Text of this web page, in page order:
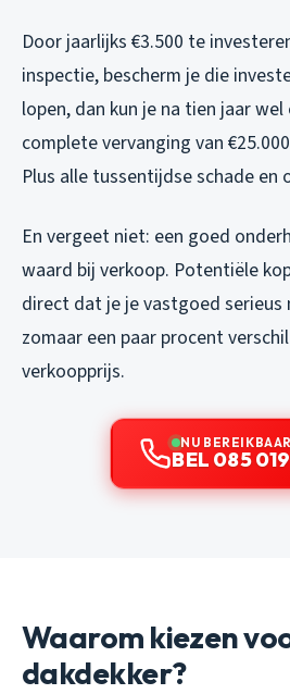
Door jaarlijks €3.500 te
inspectie, bescherm je die
lopen, dan kun je na tien jaar wel
complete vervanging van
Plus alle tussentijdse schade en
En vergeet niet: een goed
waard bij verkoop. Potentiële
direct dat je je vastgoed serieus
zomaar een paar procent
verkoopprijs.
NU BEREIKBAAR
BEL 085
Waarom kiezen
dakdekker?